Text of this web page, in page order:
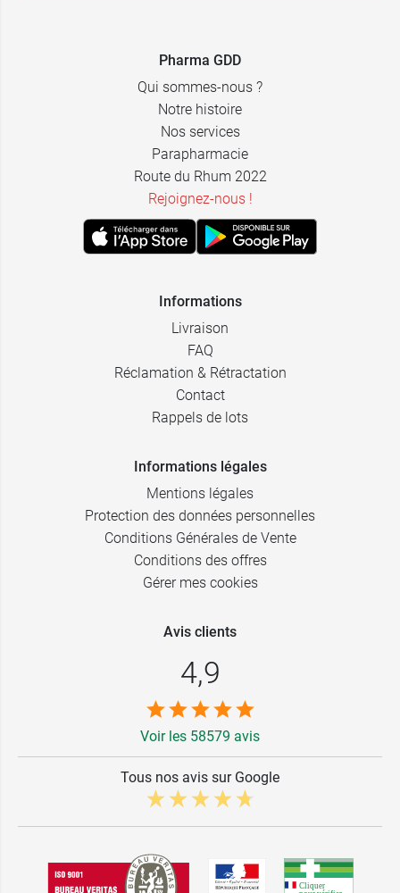
Pharma GDD
Qui sommes-nous ?
Notre histoire
Nos services
Parapharmacie
Route du Rhum 2022
Rejoignez-nous !
Informations
Livraison
FAQ
Réclamation & Rétractation
Contact
Rappels de lots
Informations légales
Mentions légales
Protection des données personnelles
Conditions Générales de Vente
Conditions des offres
Gérer mes cookies
Avis clients
4,9
Voir les 58579 avis
Tous nos avis sur Google